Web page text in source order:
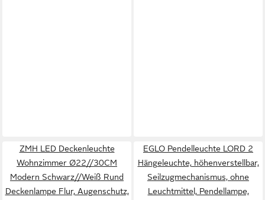
ZMH LED Deckenleuchte
Wohnzimmer Ø22//30CM
Modern Schwarz//Weiß Rund
Deckenlampe Flur, Augenschutz,
EGLO Pendelleuchte LORD 2
Hängeleuchte, höhenverstellbar,
Seilzugmechanismus, ohne
Leuchtmittel, Pendellampe,